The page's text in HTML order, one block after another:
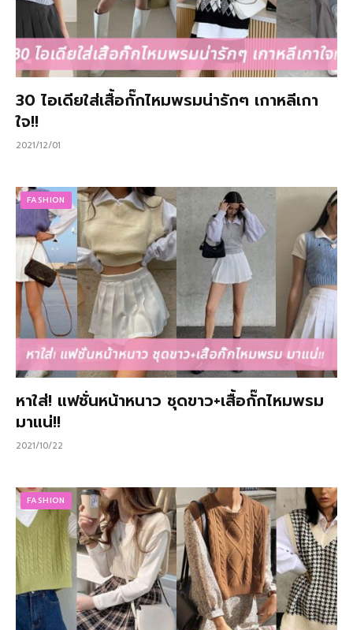
30 ไอเดียใส่เสื้อกั๊กไหมพรมน่ารักๆ เกาหลีเกา
ใจ!!
2021/12/01
FASHION
หาใส่! แฟชั่นหน้าหนาว ชุดขาว+เสื้อกั๊กไหมพรม
มาแน่!!
2021/10/22
FASHION